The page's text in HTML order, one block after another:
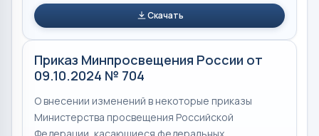
Скачать
Приказ Минпросвещения России от
09.10.2024 № 704
О внесении изменений в некоторые приказы
Министерства просвещения Российской